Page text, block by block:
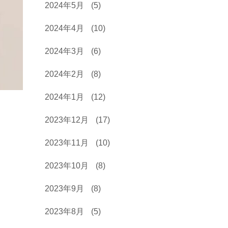
2024年5月 (5)
2024年4月 (10)
2024年3月 (6)
2024年2月 (8)
2024年1月 (12)
2023年12月 (17)
2023年11月 (10)
2023年10月 (8)
2023年9月 (8)
2023年8月 (5)